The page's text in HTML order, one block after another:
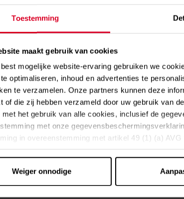
Toestemming
maakt gebruik van cookies
mogelijke website-ervaring gebruiken we
optimaliseren, inhoud en advertenties te
te verzamelen. Onze partners kunnen deze
of die zij hebben verzameld door uw gebruik van
met het gebruik van alle cookies, inclusief de
met onze
in overeenstemming met artikel 49 (1) (a)
landen kan, ondanks een zorgvuldige selectie
het risico dat deze gegevens bijvoorbeeld door de
en monitoringdoeleinden zonder dat er effectieve
Weiger onnodige
kloppend